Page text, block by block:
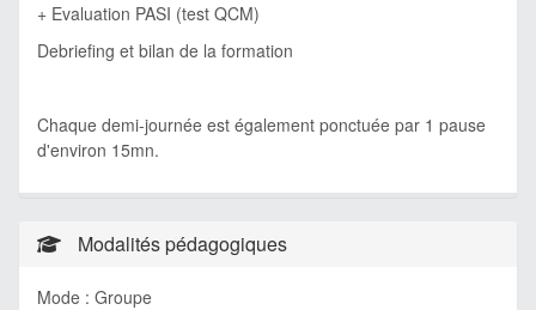
+ Evaluation PASI (test QCM)
Debriefing et bilan de la formation
Chaque demi-journée est également ponctuée par 1 pause
d'environ 15mn.
Modalités pédagogiques
Mode : Groupe